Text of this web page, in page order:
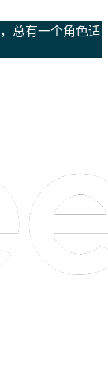
，总有一个角色适